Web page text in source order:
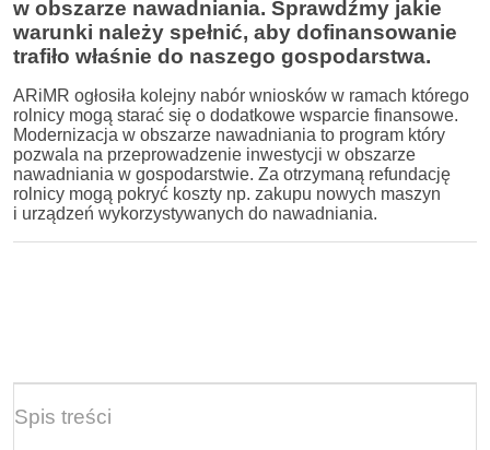
w obszarze nawadniania. Sprawdźmy jakie
warunki należy spełnić, aby dofinansowanie
trafiło właśnie do naszego gospodarstwa.
ARiMR ogłosiła kolejny nabór wniosków w ramach którego
rolnicy mogą starać się o dodatkowe wsparcie finansowe.
Modernizacja w obszarze nawadniania to program który
pozwala na przeprowadzenie inwestycji w obszarze
nawadniania w gospodarstwie. Za otrzymaną refundację
rolnicy mogą pokryć koszty np. zakupu nowych maszyn
i urządzeń wykorzystywanych do nawadniania.
Spis treści